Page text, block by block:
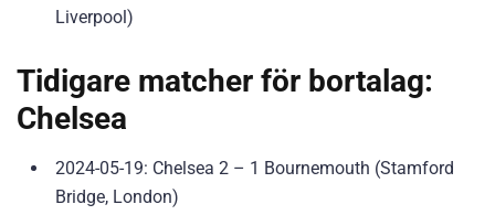
Liverpool)
Tidigare matcher för bortalag:
Chelsea
2024-05-19: Chelsea 2 – 1 Bournemouth (Stamford
Bridge, London)